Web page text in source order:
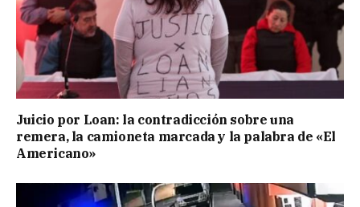
Juicio por Loan: la contradicción sobre una
remera, la camioneta marcada y la palabra de «El
Americano»